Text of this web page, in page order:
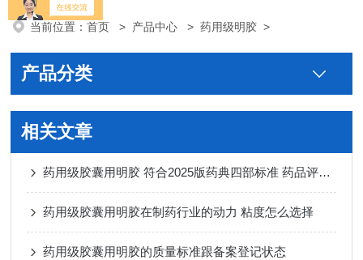
硅、聚乙烯吡咯烷酮、十八醇、十六醇、预交化淀粉、微晶纤维素、
甲基纤维素、乙基纤维素，三氯蔗糖，麝香草酚，药用蜂蜜，
当前位置：首页 > 产品中心 >药用级明胶 >
产品分类
相关文章
药用级胶囊用明胶 符合2025版药典四部标准 药品评审有备案登记
药用级胶囊用明胶在制药行业的动力 粘度怎么选择
药用级胶囊用明胶的质量标准跟备案登记状态